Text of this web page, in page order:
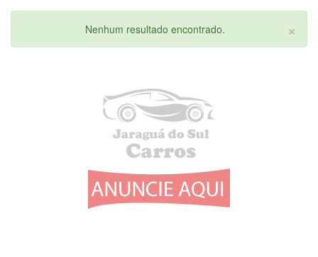
×
Nenhum resultado encontrado.